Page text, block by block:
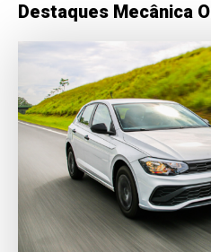
Destaques Mecânica